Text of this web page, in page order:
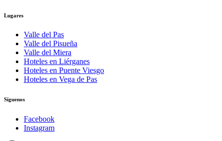
Lugares
Valle del Pas
Valle del Pisueña
Valle del Miera
Hoteles en Liérganes
Hoteles en Puente Viesgo
Hoteles en Vega de Pas
Síguenos
Facebook
Instagram